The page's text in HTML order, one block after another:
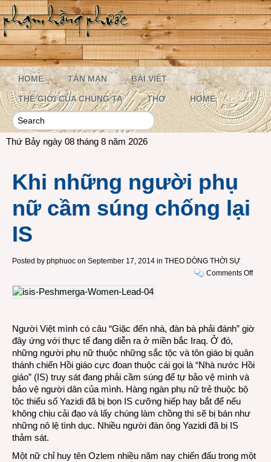
HOME TẢN MẠN BÀI VIẾT
THẾ GIỚI CỦA CHÚNG TA THƠ HOME
Thứ Bảy ngày 08 tháng 8 năm 2026
Khi những người phụ
nữ cầm súng chống lại
IS
Posted by phphuoc on September 17, 2014 in THEO DÒNG THỜI SỰ
Comments Offon
nữ
súng
Người Việt mình có câu “Giặc đến nhà, đàn bà phải đánh” giờ
đây ứng với thực tế đang diễn ra ở miền bắc Iraq. Ở đó,
những người phụ nữ thuộc những sắc tộc và tôn giáo bị quân
thánh chiến Hồi giáo cực đoan thuộc cái gọi là “Nhà nước Hồi
giáo” (IS) truy sát đang phải cầm súng để tự bảo vệ mình và
bảo vệ người dân của mình. Hàng ngàn phụ nữ trẻ thuộc bộ
tộc thiểu số Yazidi đã bị bọn IS cưỡng hiếp hay bắt để nếu
không chịu cải đạo và lấy chúng làm chồng thì sẽ bị bán như
những nô lệ tình dục. Nhiều người đàn ông Yazidi đã bị IS
thảm sát.
Một nữ chỉ huy tên Ozlem nhiều năm nay chiến đấu trong một